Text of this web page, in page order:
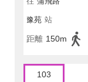
豫苑 站
距離 150m
103